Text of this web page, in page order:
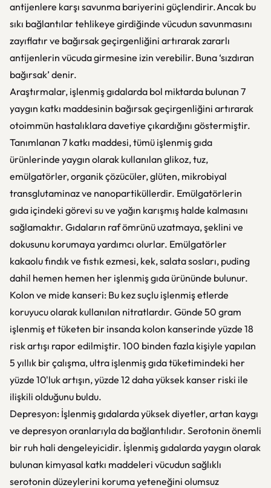
antijenlere karşı savunma bariyerini güçlendirir. Ancak bu
sıkı bağlantılar tehlikeye girdiğinde vücudun savunmasını
zayıflatır ve bağırsak geçirgenliğini artırarak zararlı
antijenlerin vücuda girmesine izin verebilir. Buna ‘sızdıran
bağırsak’ denir.
Araştırmalar, işlenmiş gıdalarda bol miktarda bulunan 7
yaygın katkı maddesinin bağırsak geçirgenliğini artırarak
otoimmün hastalıklara davetiye çıkardığını göstermiştir.
Tanımlanan 7 katkı maddesi, tümü işlenmiş gıda
ürünlerinde yaygın olarak kullanılan glikoz, tuz,
emülgatörler, organik çözücüler, glüten, mikrobiyal
transglutaminaz ve nanopartiküllerdir. Emülgatörlerin
gıda içindeki görevi su ve yağın karışmış halde kalmasını
sağlamaktır. Gıdaların raf ömrünü uzatmaya, şeklini ve
dokusunu korumaya yardımcı olurlar. Emülgatörler
kakaolu fındık ve fıstık ezmesi, kek, salata sosları, puding
dahil hemen hemen her işlenmiş gıda ürününde bulunur.
Kolon ve mide kanseri: Bu kez suçlu işlenmiş etlerde
koruyucu olarak kullanılan nitratlardır. Günde 50 gram
işlenmiş et tüketen bir insanda kolon kanserinde yüzde 18
risk artışı rapor edilmiştir. 100 binden fazla kişiyle yapılan
5 yıllık bir çalışma, ultra işlenmiş gıda tüketimindeki her
yüzde 10'luk artışın, yüzde 12 daha yüksek kanser riski ile
ilişkili olduğunu buldu.
Depresyon: İşlenmiş gıdalarda yüksek diyetler, artan kaygı
ve depresyon oranlarıyla da bağlantılıdır. Serotonin önemli
bir ruh hali dengeleyicidir. İşlenmiş gıdalarda yaygın olarak
bulunan kimyasal katkı maddeleri vücudun sağlıklı
serotonin düzeylerini koruma yeteneğini olumsuz